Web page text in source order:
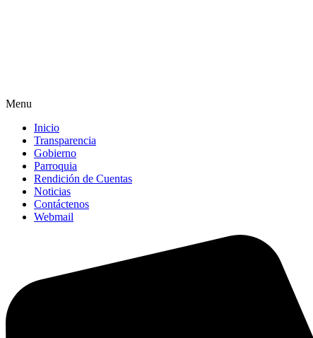
Menu
Inicio
Transparencia
Gobierno
Parroquia
Rendición de Cuentas
Noticias
Contáctenos
Webmail